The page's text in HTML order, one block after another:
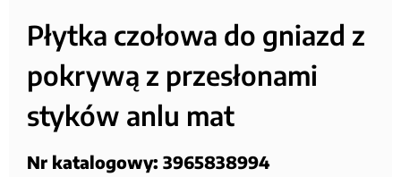
Płytka czołowa do gniazd z
pokrywą z przesłonami
styków anlu mat
Nr katalogowy: 3965838994